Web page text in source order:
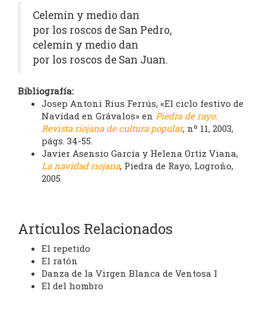
Celemín y medio dan
por los roscos de San Pedro,
celemín y medio dan
por los roscos de San Juan.
Bibliografía:
Josep Antoni Rius Ferrús, «El ciclo festivo de
Navidad en Grávalos» en Piedra de rayo:
Revista riojana de cultura popular, nº 11, 2003,
págs. 34-55.
Javier Asensio García y Helena Ortiz Viana,
La navidad riojana, Piedra de Rayo, Logroño,
2005.
Artículos Relacionados
El repetido
El ratón
Danza de la Virgen Blanca de Ventosa I
El del hombro